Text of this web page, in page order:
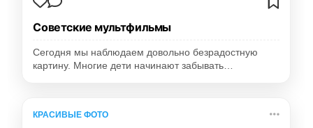
Советские мультфильмы
Сегодня мы наблюдаем довольно безрадостную
картину. Многие дети начинают забывать…
КРАСИВЫЕ ФОТО